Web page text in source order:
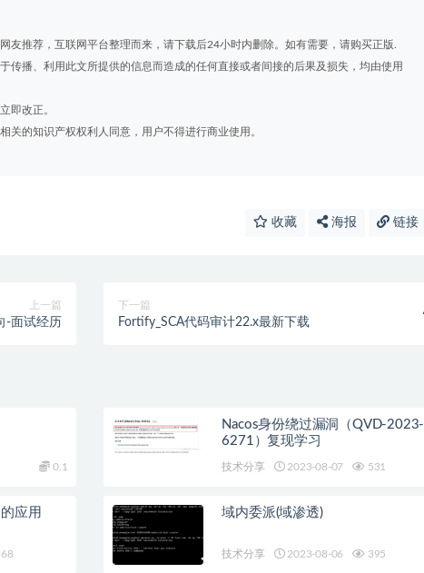
友推荐，互联网平台整理而来，请下载后24小时内删除。如有需要，请购买正版.
传播、利用此文所提供的信息而造成的任何直接或者间接的后果及损失，均由使用
即改正。
关的知识产权权利人同意，用户不得进行商业使用。
收藏 海报 链接
上一篇
-面试经历
下一篇
Fortify_SCA代码审计22.x最新下载
0.1
Nacos身份绕过漏洞（QVD-2023-
6271）复现学习
技术分享 2023-08-07 531
应用 域内委派(域渗透)
技术分享 2023-08-06 395